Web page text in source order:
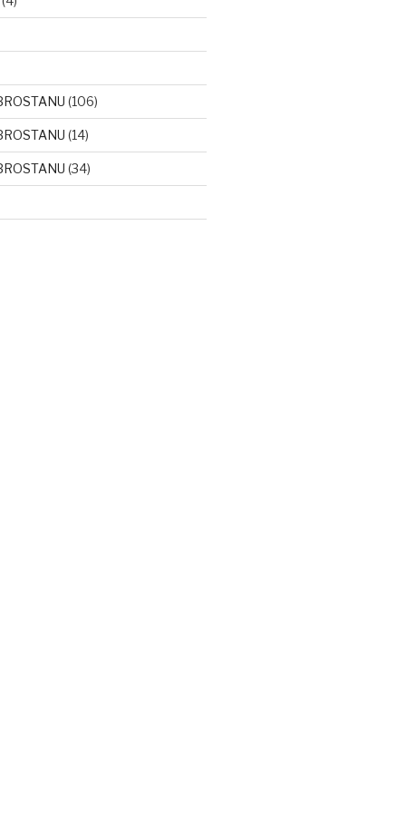
(106)
(14)
(34)